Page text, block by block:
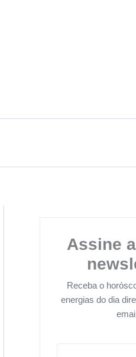
Assine
Receba o
energias do dia